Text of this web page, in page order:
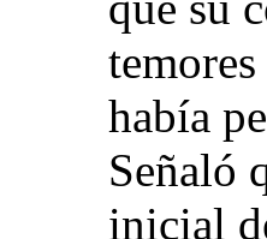
había
Señaló
inicial